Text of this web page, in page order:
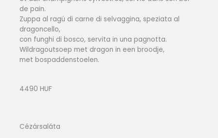
de pain.
Zuppa al ragú di carne di selvaggina, speziata al
dragoncello,
con funghi di bosco, servita in una pagnotta.
Wildragoutsoep met dragon in een broodje,
met bospaddenstoelen.
4490 HUF
Cézársaláta